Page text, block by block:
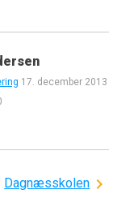
17. december 2013
Dagnæsskolen